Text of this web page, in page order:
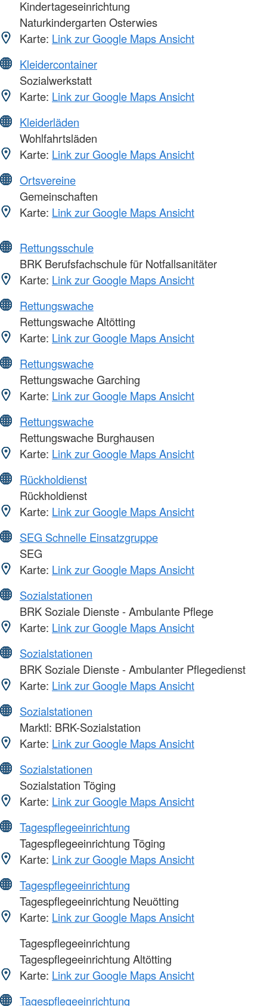
Kindertageseinrichtung
Naturkindergarten Osterwies
Karte: Link zur Google Maps Ansicht
Kleidercontainer
Sozialwerkstatt
Karte: Link zur Google Maps Ansicht
Kleiderläden
Wohlfahrtsläden
Karte: Link zur Google Maps Ansicht
Ortsvereine
Gemeinschaften
Karte: Link zur Google Maps Ansicht
Rettungsschule
BRK Berufsfachschule für Notfallsanitäter
Karte: Link zur Google Maps Ansicht
Rettungswache
Rettungswache Altötting
Karte: Link zur Google Maps Ansicht
Rettungswache
Rettungswache Garching
Karte: Link zur Google Maps Ansicht
Rettungswache
Rettungswache Burghausen
Karte: Link zur Google Maps Ansicht
Rückholdienst
Rückholdienst
Karte: Link zur Google Maps Ansicht
SEG Schnelle Einsatzgruppe
SEG
Karte: Link zur Google Maps Ansicht
Sozialstationen
BRK Soziale Dienste - Ambulante Pflege
Karte: Link zur Google Maps Ansicht
Sozialstationen
BRK Soziale Dienste - Ambulanter Pflegedienst
Karte: Link zur Google Maps Ansicht
Sozialstationen
Marktl: BRK-Sozialstation
Karte: Link zur Google Maps Ansicht
Sozialstationen
Sozialstation Töging
Karte: Link zur Google Maps Ansicht
Tagespflegeeinrichtung
Tagespflegeeinrichtung Töging
Karte: Link zur Google Maps Ansicht
Tagespflegeeinrichtung
Tagespflegeeinrichtung Neuötting
Karte: Link zur Google Maps Ansicht
Tagespflegeeinrichtung
Tagespflegeeinrichtung Altötting
Karte: Link zur Google Maps Ansicht
Tagespflegeeinrichtung